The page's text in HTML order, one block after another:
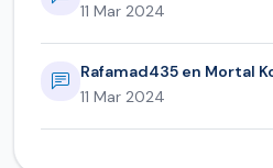
11 Mar 2024
Rafamad435 en Mortal
11 Mar 2024